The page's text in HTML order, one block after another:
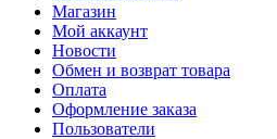
Магазин
Мой аккаунт
Новости
Обмен и возврат товара
Оплата
Оформление заказа
Пользователи